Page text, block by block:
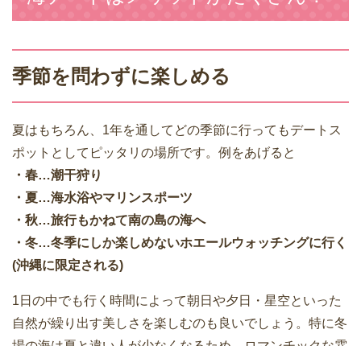
季節を問わずに楽しめる
夏はもちろん、1年を通してどの季節に行ってもデートス
ポットとしてピッタリの場所です。例をあげると
・春…潮干狩り
・夏…海水浴やマリンスポーツ
・秋…旅行もかねて南の島の海へ
・冬…冬季にしか楽しめないホエールウォッチングに行く
(沖縄に限定される)
1日の中でも行く時間によって朝日や夕日・星空といった
自然が繰り出す美しさを楽しむのも良いでしょう。特に冬